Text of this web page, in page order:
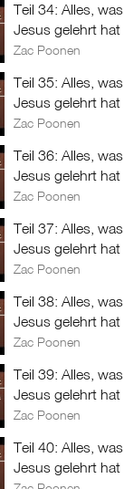
Teil 34: Alles, was
Jesus gelehrt hat
Zac Poonen
Teil 35: Alles, was
Jesus gelehrt hat
Zac Poonen
Teil 36: Alles, was
Jesus gelehrt hat
Zac Poonen
Teil 37: Alles, was
Jesus gelehrt hat
Zac Poonen
Teil 38: Alles, was
Jesus gelehrt hat
Zac Poonen
Teil 39: Alles, was
Jesus gelehrt hat
Zac Poonen
Teil 40: Alles, was
Jesus gelehrt hat